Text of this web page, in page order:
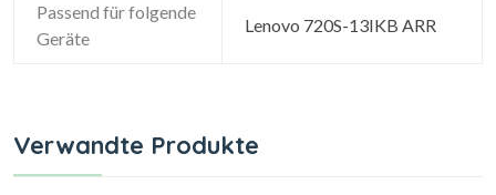
Passend für folgende
Geräte
Lenovo 720S-13IKB ARR
Verwandte Produkte